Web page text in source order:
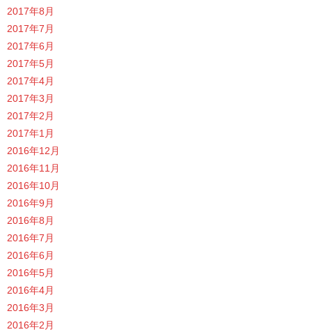
2017年8月
2017年7月
2017年6月
2017年5月
2017年4月
2017年3月
2017年2月
2017年1月
2016年12月
2016年11月
2016年10月
2016年9月
2016年8月
2016年7月
2016年6月
2016年5月
2016年4月
2016年3月
2016年2月